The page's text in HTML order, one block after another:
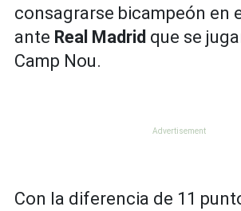
consagrarse bicampeón en
ante Real Madrid que se
Camp Nou.
Con la diferencia de 11